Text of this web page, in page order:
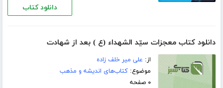
دانلود کتاب
دانلود کتاب معجزات سيّد الشهداء (ع ) بعد از شهادت
از: على مير خلف زاده
موضوع:کتاب‌های اندیشه و مذهب
۰ صفحه